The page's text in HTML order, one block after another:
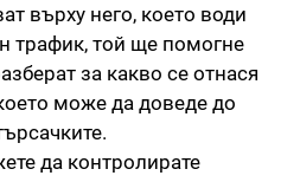
върху него, което води
трафик, той ще помогне
за какво се отнася
може да доведе до
да контролирате